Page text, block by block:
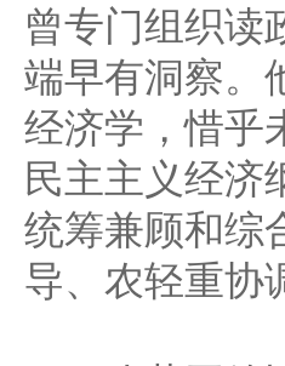
曾专门组织读
端早有洞察。
经济学，惜乎
民主主义经济
统筹兼顾和综
导、农轻重协